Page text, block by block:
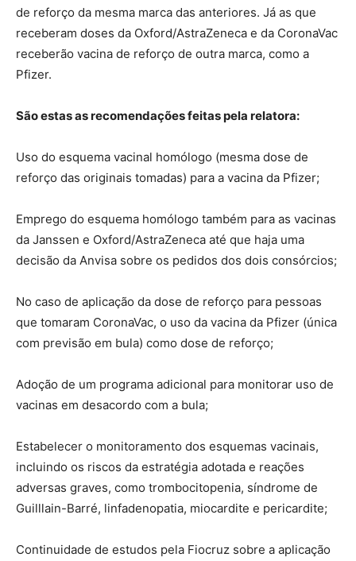
de reforço da mesma marca das anteriores. Já as que
receberam doses da Oxford/AstraZeneca e da CoronaVac
receberão vacina de reforço de outra marca, como a
Pfizer.
São estas as recomendações feitas pela relatora:
Uso do esquema vacinal homólogo (mesma dose de
reforço das originais tomadas) para a vacina da Pfizer;
Emprego do esquema homólogo também para as vacinas
da Janssen e Oxford/AstraZeneca até que haja uma
decisão da Anvisa sobre os pedidos dos dois consórcios;
No caso de aplicação da dose de reforço para pessoas
que tomaram CoronaVac, o uso da vacina da Pfizer (única
com previsão em bula) como dose de reforço;
Adoção de um programa adicional para monitorar uso de
vacinas em desacordo com a bula;
Estabelecer o monitoramento dos esquemas vacinais,
incluindo os riscos da estratégia adotada e reações
adversas graves, como trombocitopenia, síndrome de
Guilllain-Barré, linfadenopatia, miocardite e pericardite;
Continuidade de estudos pela Fiocruz sobre a aplicação